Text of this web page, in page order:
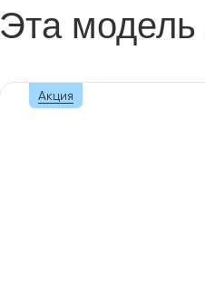
Эта модель
Акция